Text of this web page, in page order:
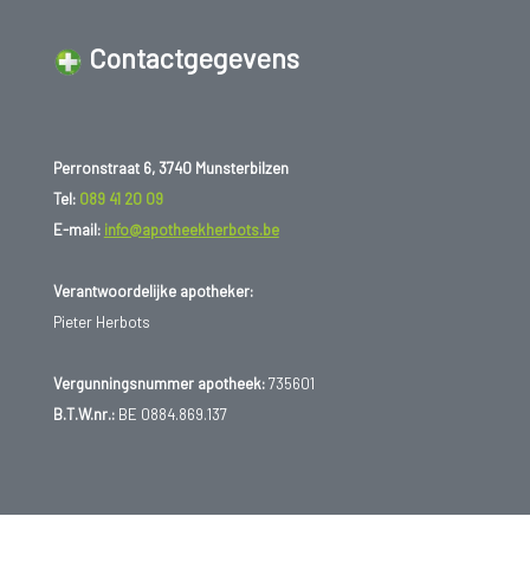
Contactgegevens
Perronstraat 6, 3740 Munsterbilzen
Tel: 089 41 20 09
E-mail: info@apotheekherbots.be
Verantwoordelijke apotheker:
Pieter Herbots
Vergunningsnummer apotheek:735601
B.T.W.nr.:BE 0884.869.137